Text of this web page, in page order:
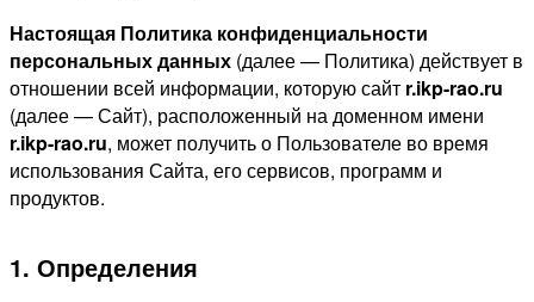
Настоящая Политика конфиденциальности
персональных данных (далее — Политика) действует в
отношении всей информации, которую сайт r.ikp-rao.ru
(далее — Сайт), расположенный на доменном имени
r.ikp-rao.ru, может получить о Пользователе во время
использования Сайта, его сервисов, программ и
продуктов.
1. Определения